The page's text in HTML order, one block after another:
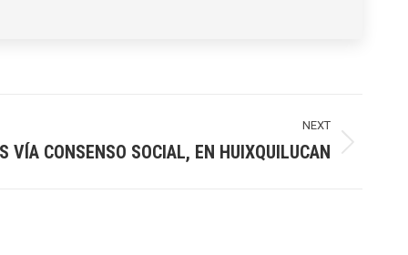
NEXT
VÍA CONSENSO SOCIAL, EN HUIXQUILUCAN